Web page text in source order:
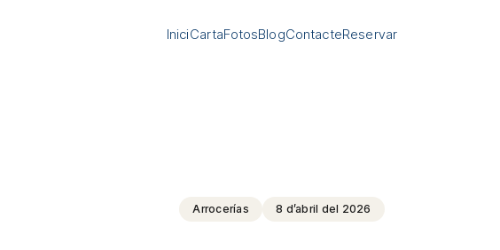
IniciCartaFotosBlogContacteReservar
Arrocerías 8 d’abril del 2026